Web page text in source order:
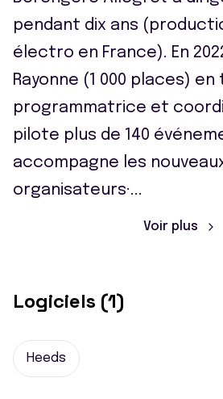
pendant dix ans
électro en France). En
Rayonne (1 000 places)
programmatrice et
pilote plus de 140
accompagne les
organisateurs·...
Voir plus
Logiciels (1)
Heeds